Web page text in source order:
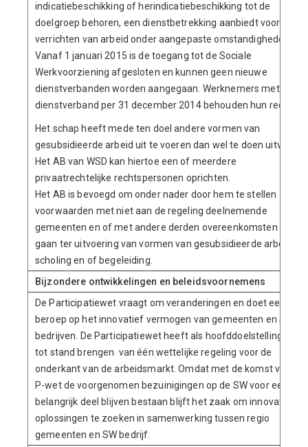
indicatiebeschikking of herindicatiebeschikking tot de
doelgroep behoren, een dienstbetrekking aanbiedt voor het
verrichten van arbeid onder aangepaste omstandigheden.
Vanaf 1 januari 2015 is de toegang tot de Sociale
Werkvoorziening afgesloten en kunnen geen nieuwe
dienstverbanden worden aangegaan. Werknemers met een
dienstverband per 31 december 2014 behouden hun rechten.
Het schap heeft mede ten doel andere vormen van
gesubsidieerde arbeid uit te voeren dan wel te doen
Het AB van WSD kan hiertoe een of meerdere
privaatrechtelijke rechtspersonen oprichten.
Het AB is bevoegd om onder nader door hem te stellen
voorwaarden met niet aan de regeling deelnemende
gemeenten en of met andere derden overeenkomsten aan te
gaan ter uitvoering van vormen van gesubsidieerde arbeid,
scholing en of begeleiding.
Bijzondere ontwikkelingen en beleidsvoornemens
De Participatiewet vraagt om veranderingen en doet een
beroep op het innovatief vermogen van gemeenten en SW-
bedrijven. De Participatiewet heeft als hoofddoelstelling het
tot stand brengen van één wettelijke regeling voor de
onderkant van de arbeidsmarkt. Omdat met de komst van de
P-wet de voorgenomen bezuinigingen op de SW voor een
belangrijk deel blijven bestaan blijft het zaak om innovatieve
oplossingen te zoeken in samenwerking tussen regio
gemeenten en SW bedrijf.